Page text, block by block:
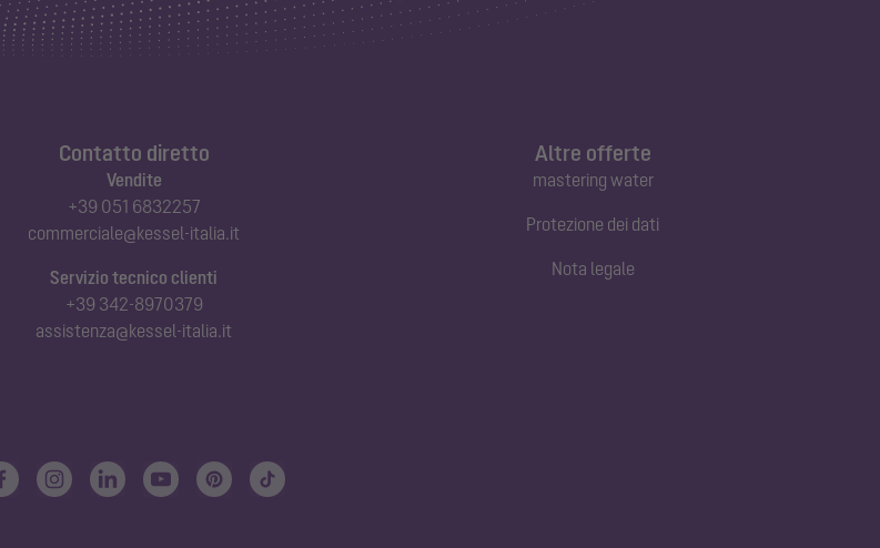
Contatto diretto
Vendite
+39 051 6832257
commerciale@kessel-italia.it
Servizio tecnico clienti
+39 342-8970379
assistenza@kessel-italia.it
Altre offerte
mastering water
Protezione dei dati
Nota legale